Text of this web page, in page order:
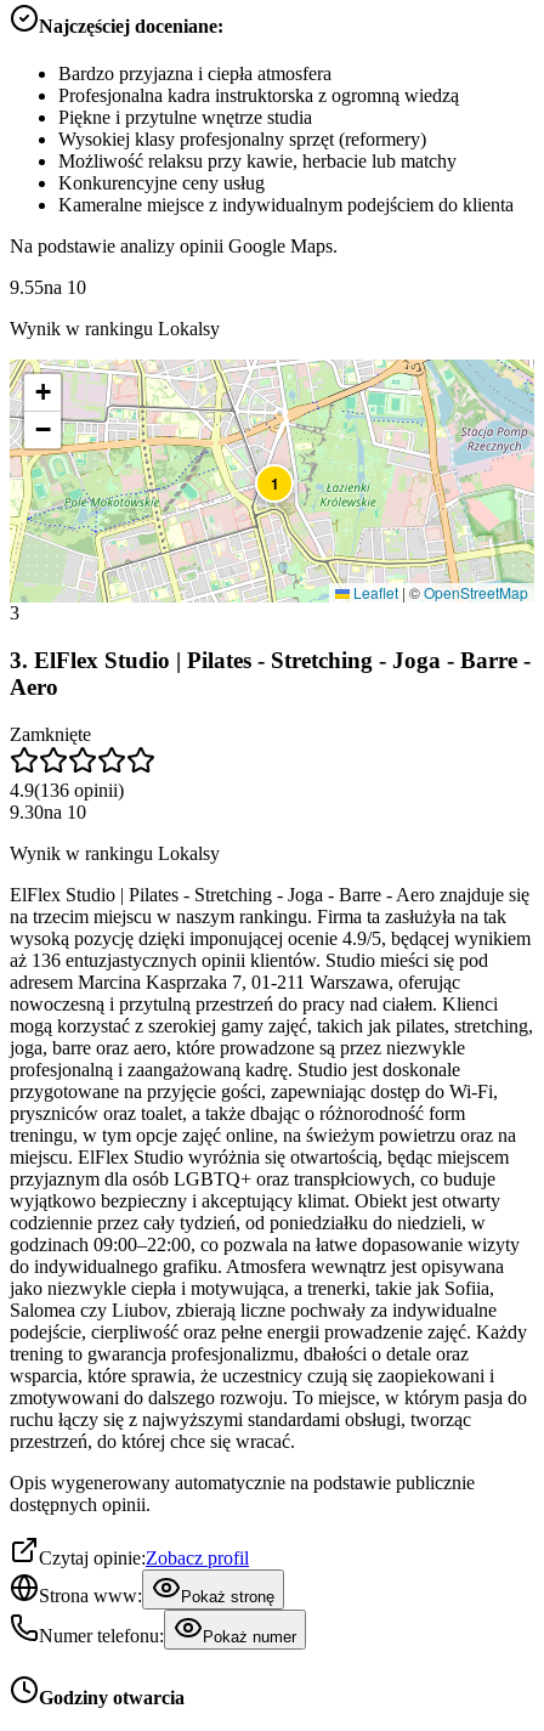
Najczęściej doceniane:
Bardzo przyjazna i ciepła atmosfera
Profesjonalna kadra instruktorska z ogromną wiedzą
Piękne i przytulne wnętrze studia
Wysokiej klasy profesjonalny sprzęt (reformery)
Możliwość relaksu przy kawie, herbacie lub matchy
Konkurencyjne ceny usług
Kameralne miejsce z indywidualnym podejściem do klienta
Na podstawie analizy opinii Google Maps.
9.55na 10
Wynik w rankingu Lokalsy
1
+
−
Leaflet | ©OpenStreetMap
3
3. ElFlex Studio | Pilates - Stretching - Joga - Barre -
Aero
Zamknięte
4.9(136 opinii)
9.30na 10
Wynik w rankingu Lokalsy
ElFlex Studio | Pilates - Stretching - Joga - Barre - Aero znajduje się
na trzecim miejscu w naszym rankingu. Firma ta zasłużyła na tak
wysoką pozycję dzięki imponującej ocenie 4.9/5, będącej wynikiem
aż 136 entuzjastycznych opinii klientów. Studio mieści się pod
adresem Marcina Kasprzaka 7, 01-211 Warszawa, oferując
nowoczesną i przytulną przestrzeń do pracy nad ciałem. Klienci
mogą korzystać z szerokiej gamy zajęć, takich jak pilates, stretching,
joga, barre oraz aero, które prowadzone są przez niezwykle
profesjonalną i zaangażowaną kadrę. Studio jest doskonale
przygotowane na przyjęcie gości, zapewniając dostęp do Wi-Fi,
pryszniców oraz toalet, a także dbając o różnorodność form
treningu, w tym opcje zajęć online, na świeżym powietrzu oraz na
miejscu. ElFlex Studio wyróżnia się otwartością, będąc miejscem
przyjaznym dla osób LGBTQ+ oraz transpłciowych, co buduje
wyjątkowo bezpieczny i akceptujący klimat. Obiekt jest otwarty
codziennie przez cały tydzień, od poniedziałku do niedzieli, w
godzinach 09:00–22:00, co pozwala na łatwe dopasowanie wizyty
do indywidualnego grafiku. Atmosfera wewnątrz jest opisywana
jako niezwykle ciepła i motywująca, a trenerki, takie jak Sofiia,
Salomea czy Liubov, zbierają liczne pochwały za indywidualne
podejście, cierpliwość oraz pełne energii prowadzenie zajęć. Każdy
trening to gwarancja profesjonalizmu, dbałości o detale oraz
wsparcia, które sprawia, że uczestnicy czują się zaopiekowani i
zmotywowani do dalszego rozwoju. To miejsce, w którym pasja do
ruchu łączy się z najwyższymi standardami obsługi, tworząc
przestrzeń, do której chce się wracać.
Opis wygenerowany automatycznie na podstawie publicznie
dostępnych opinii.
Czytaj opinie:Zobacz profil
Strona www:
Pokaż stronę
Numer telefonu: Pokaż numer
Godziny otwarcia